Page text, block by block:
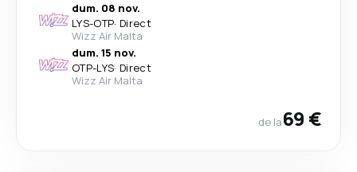
dum. 08 nov.
LYS-OTP· Direct
Wizz Air Malta
dum. 15 nov.
OTP-LYS· Direct
Wizz Air Malta
de la69 €